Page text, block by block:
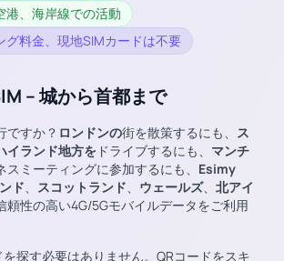
港、海岸線での活動
グ料金、現地SIMカードは不要
– 城から首都まで
ですか？ ロンドンの街を散策するにも、 ス
イランド地方を ドライブするにも、 マンチ
スミーティングに参加するにも、 Esimy
ド、 スコットランド、 ウェールズ、 北アイ
頼性の高い4G/5Gモバイルデータをご利用
探す必要はありません。QRコードをスキ